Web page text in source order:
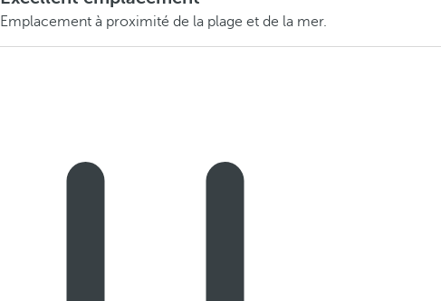
Emplacement à proximité de la plage et de la mer.